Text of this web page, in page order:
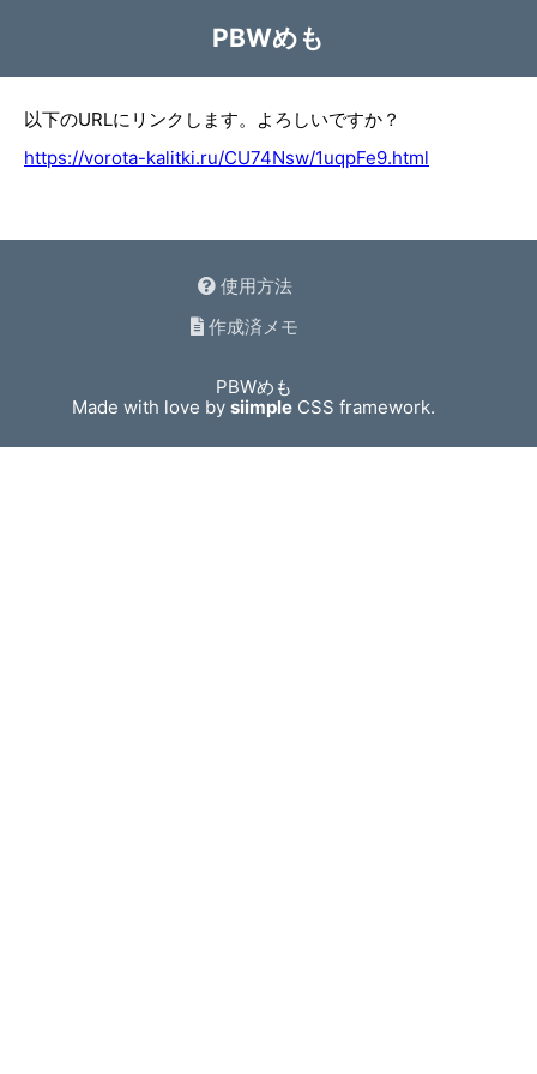
PBWめも
以下のURLにリンクします。よろしいですか？
https://vorota-kalitki.ru/CU74Nsw/1uqpFe9.html
使用方法
作成済メモ
PBWめも
Made with love bysiimple CSS framework.